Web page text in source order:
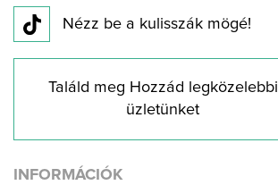
Nézz be a kulisszák mögé!
Találd meg Hozzád legközelebbi
üzletünket
INFORMÁCIÓK